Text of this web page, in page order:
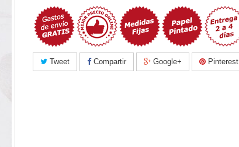
Tweet Compartir Google+ Pinterest